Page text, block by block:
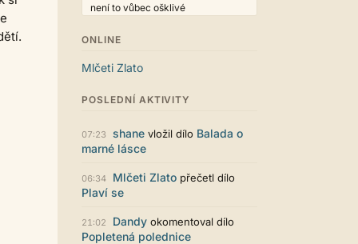
není to vůbec ošklivé
Už i počet přečtení jde vidět,
reklama co zasahovala do chatu je
myslím také už v pořádku,
Líbí se mi tmavá varianta nového
vzhledu. Na některých místech
jsou sice mezi prvky příliš velké
určitě to půjde upravit místním
stylem... Celkově je styl dobře
puero 29.07. 11:53
ONLINE
Mlčeti Zlato
POSLEDNÍ AKTIVITY
07:23 shane vložil dílo Balada o
marné lásce
06:34 Mlčeti Zlato přečetl dílo
Plaví se
21:02 Dandy okomentoval dílo
Popletená polednice